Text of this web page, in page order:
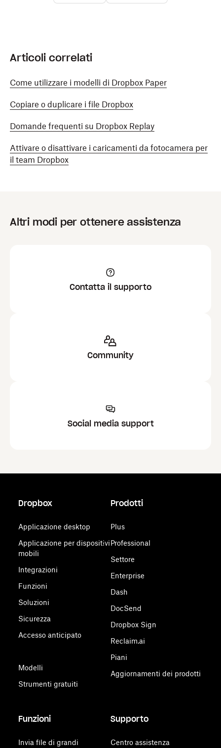
Articoli correlati
Come utilizzare i modelli di Dropbox Paper
Copiare o duplicare i file Dropbox
Domande frequenti su Dropbox Replay
Attivare o disattivare i caricamenti da fotocamera per
il team Dropbox
Altri modi per ottenere assistenza
Contatta il supporto
Community
Social media support
Dropbox
Applicazione desktop
Applicazione per dispositivi
mobili
Integrazioni
Funzioni
Soluzioni
Sicurezza
Accesso anticipato
Modelli
Strumenti gratuiti
Prodotti
Plus
Professional
Settore
Enterprise
Dash
DocSend
Dropbox Sign
Reclaim.ai
Piani
Aggiornamenti dei prodotti
Funzioni
Invia file di grandi
Supporto
Centro assistenza